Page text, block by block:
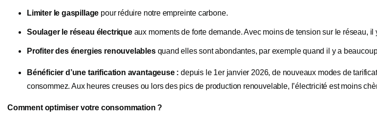
Limiter le gaspillage pour réduire notre empreinte carbone.
Soulager le réseau électriqueaux moments de forte demande. Avec moins de tension sur le réseau, il
Profiter des énergies renouvelablesquand elles sont abondantes, par exemple quand il y a
Bénéficier d’une tarification avantageuse :depuis le 1er janvier 2026, de nouveaux modes de
consommez. Aux heures creuses ou lors des pics de production renouvelable, l’électricité est moins
Comment optimiser votre consommation ?